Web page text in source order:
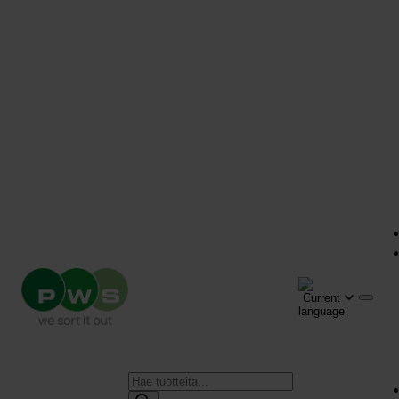
Products